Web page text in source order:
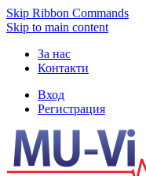
Skip Ribbon Commands
Skip to main content
За нас
Контакти
Вход
Регистрация